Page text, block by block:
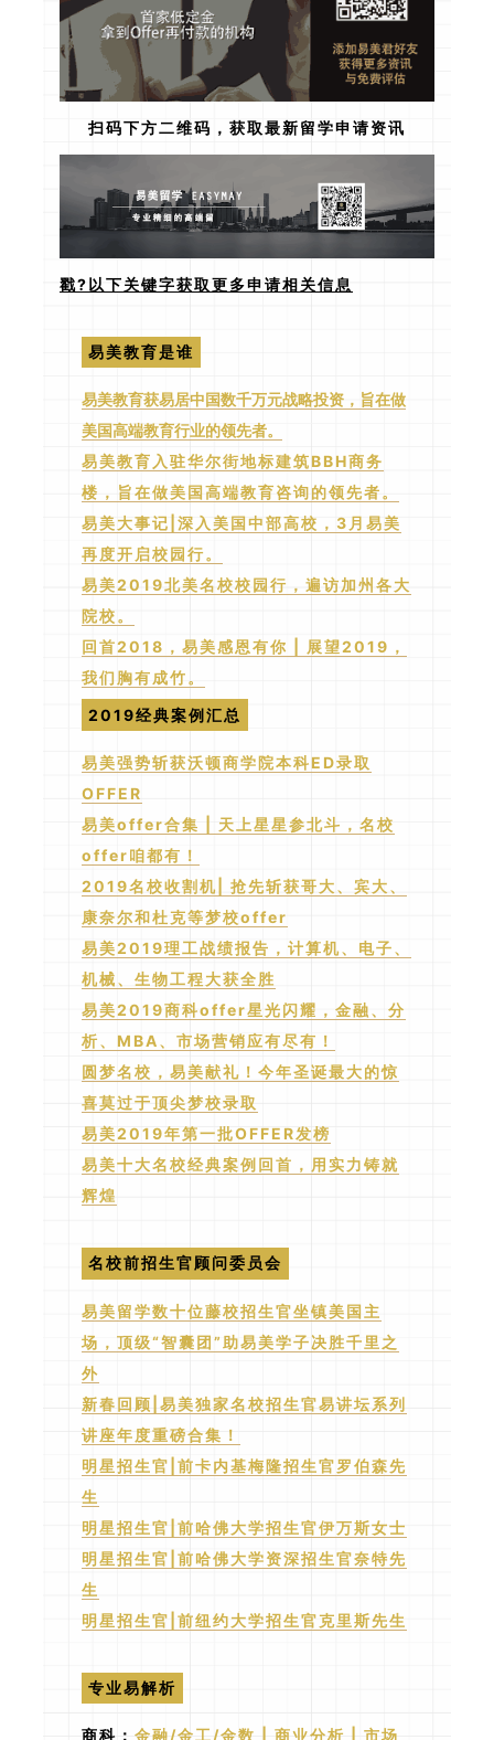
扫码下方二维码，获取最新留学申请资讯
戳?以下关键字获取更多申请相关信息
易美教育是谁
易美教育获易居中国数千万元战略投资，旨在做
美国高端教育行业的领先者。
易美教育入驻华尔街地标建筑BBH商务
楼，旨在做美国高端教育咨询的领先者。
易美大事记|深入美国中部高校，3月易美
再度开启校园行。
易美2019北美名校校园行，遍访加州各大
院校。
回首2018，易美感恩有你 | 展望2019，
我们胸有成竹。
2019经典案例汇总
易美强势斩获沃顿商学院本科ED录取
OFFER
易美offer合集 | 天上星星参北斗，名校
offer咱都有！
2019名校收割机| 抢先斩获哥大、宾大、
康奈尔和杜克等梦校offer
易美2019理工战绩报告，计算机、电子、
机械、生物工程大获全胜
易美2019商科offer星光闪耀，金融、分
析、MBA、市场营销应有尽有！
圆梦名校，易美献礼！今年圣诞最大的惊
喜莫过于顶尖梦校录取
易美2019年第一批OFFER发榜
易美十大名校经典案例回首，用实力铸就
辉煌
名校前招生官顾问委员会
易美留学数十位藤校招生官坐镇美国主
场，顶级“智囊团”助易美学子决胜千里之
外
新春回顾|易美独家名校招生官易讲坛系列
讲座年度重磅合集！
明星招生官|前卡内基梅隆招生官罗伯森先
生
明星招生官|前哈佛大学招生官伊万斯女士
明星招生官|前哈佛大学资深招生官奈特先
生
明星招生官|前纽约大学招生官克里斯先生
专业易解析
商科： 金融/金工/金数 商业分析 市场